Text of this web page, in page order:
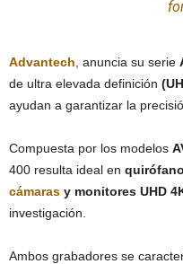
Advantech , anuncia su serie
de ultra elevada definición
ayudan a garantizar la
Compuesta por los modelos
400 resulta ideal en
cámaras y monitores UHD
investigación.
Ambos grabadores se